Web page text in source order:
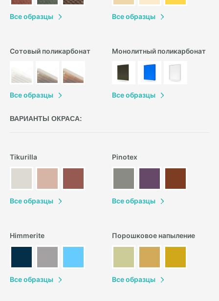
Все образцы Все образцы
Сотовый поликарбонат
Все образцы
Монолитный поликарбонат
Все образцы
ВАРИАНТЫ ОКРАСА:
Tikurilla
Все образцы
Pinotex
Все образцы
Himmerite
Все образцы
Порошковое напыление
Все образцы